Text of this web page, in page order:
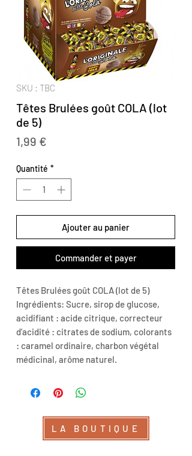
SKU : TBC
Têtes Brulées goût COLA (lot
de 5)
1,99 €
Quantité *
Ajouter au panier
Commander et payer
Têtes Brulées goût COLA (lot de 5)
Ingrédients: Sucre, sirop de glucose,
acidifiant : acide citrique, correcteur
d'acidité : citrates de sodium, colorants
: caramel ordinaire, charbon végétal
médicinal, arôme naturel.
LA BOUTIQUE